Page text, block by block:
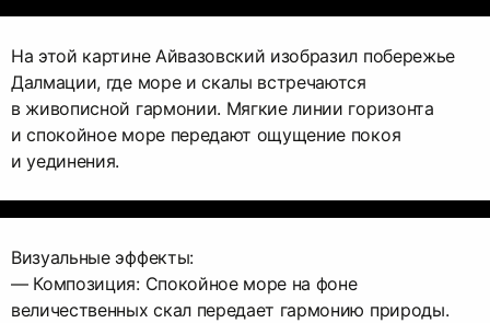
На этой картине Айвазовский изобразил побережье
Далмации, где море и скалы встречаются
в живописной гармонии. Мягкие линии горизонта
и спокойное море передают ощущение покоя
и уединения.
Визуальные эффекты:
— Композиция: Спокойное море на фоне
величественных скал передает гармонию природы.